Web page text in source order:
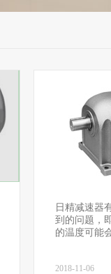
日精减速器
到的问题，
的温度可能
2018-11-06